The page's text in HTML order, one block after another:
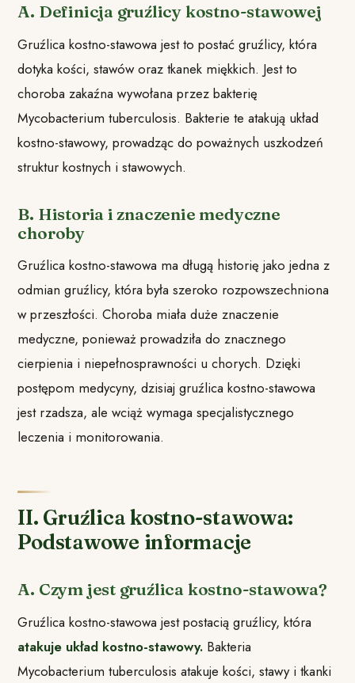
A. Definicja gruźlicy kostno-stawowej
Gruźlica kostno-stawowa jest to postać gruźlicy, która
dotyka kości, stawów oraz tkanek miękkich. Jest to
choroba zakaźna wywołana przez bakterię
Mycobacterium tuberculosis. Bakterie te atakują układ
kostno-stawowy, prowadząc do poważnych uszkodzeń
struktur kostnych i stawowych.
B. Historia i znaczenie medyczne
choroby
Gruźlica kostno-stawowa ma długą historię jako jedna z
odmian gruźlicy, która była szeroko rozpowszechniona
w przeszłości. Choroba miała duże znaczenie
medyczne, ponieważ prowadziła do znacznego
cierpienia i niepełnosprawności u chorych. Dzięki
postępom medycyny, dzisiaj gruźlica kostno-stawowa
jest rzadsza, ale wciąż wymaga specjalistycznego
leczenia i monitorowania.
II. Gruźlica kostno-stawowa:
Podstawowe informacje
A. Czym jest gruźlica kostno-stawowa?
Gruźlica kostno-stawowa jest postacią gruźlicy, która
atakuje układ kostno-stawowy. Bakteria
Mycobacterium tuberculosis atakuje kości, stawy i tkanki